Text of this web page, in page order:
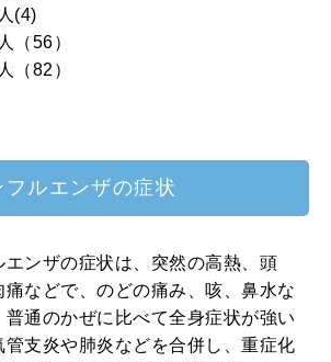
(4)
56）
82）
ルエンザの症状
エンザの症状は、突然の高熱、頭
などで、のどの痛み、咳、鼻水な
普通のかぜに比べて全身症状が強い
支炎や肺炎などを合併し、重症化